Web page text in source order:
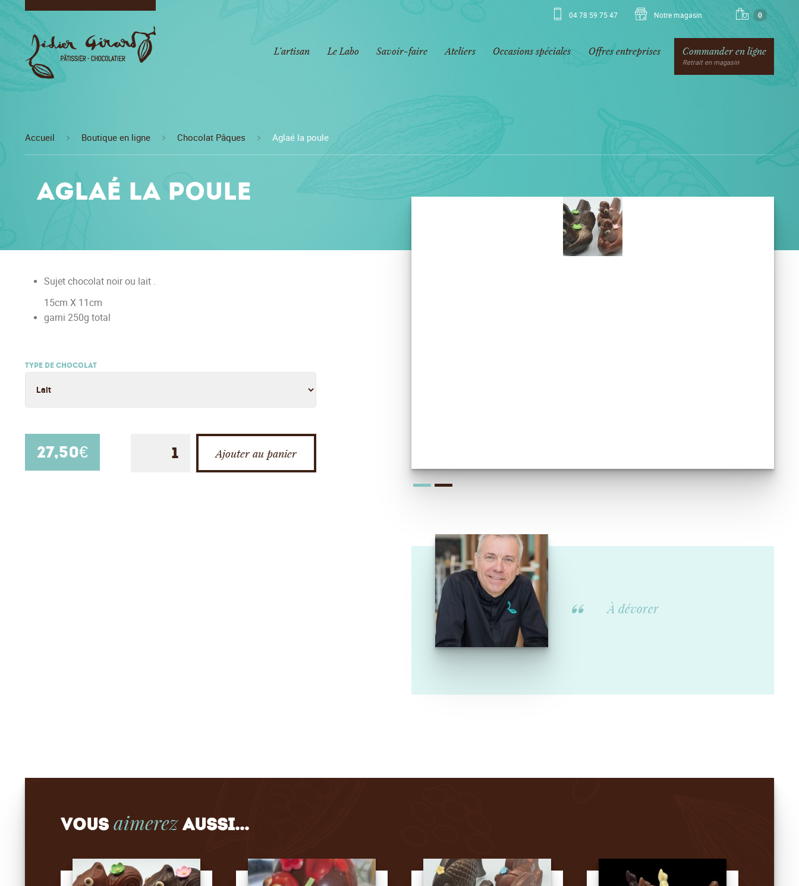
0
04 78 59 75 47 Notre magasin
L’artisan Le Labo Savoir-faire Ateliers Occasions spéciales Offres entreprises Commander en ligne
Retrait en magasin
Accueil Boutique en ligne Chocolat Pâques Aglaé la poule
Aglaé la poule
Sujet chocolat noir ou lait .
15cm X 11cm
garni 250g total
TYPE DE CHOCOLAT
27,50€ Ajouter au panier
À dévorer
Vous aimerezaussi...